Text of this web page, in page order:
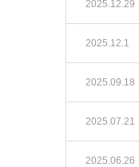
2025.12.29
2025.12.1
2025.09.18
2025.07.21
2025.06.26